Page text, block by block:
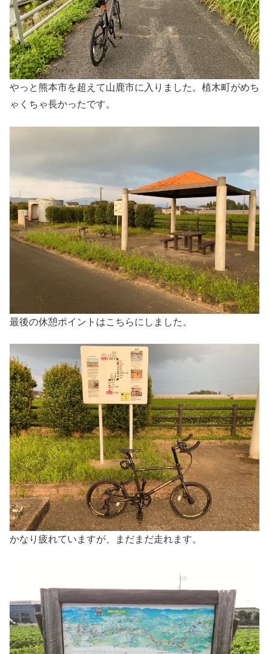
やっと熊本市を超えて山鹿市に入りました。植木町がめち
ゃくちゃ長かったです。
最後の休憩ポイントはこちらにしました。
かなり疲れていますが、まだまだ走れます。